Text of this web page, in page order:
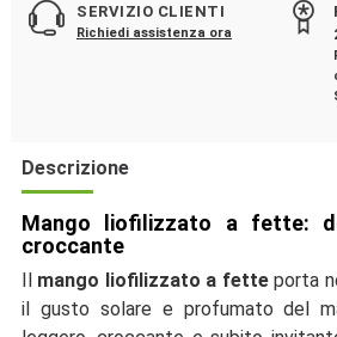
SERVIZIO CLIENTI
Richiedi assistenza ora
Descrizione
Mango liofilizzato a fette:
croccante
mango liofilizzato a fetteporta
il gusto solare e profumato del